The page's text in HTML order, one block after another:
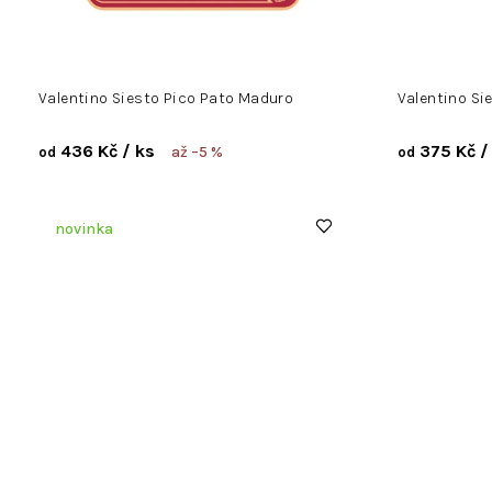
Valentino Siesto Pico Pato Maduro
od 436 Kč / ks až –5 %
Valentino
od 375 Kč /
novinka